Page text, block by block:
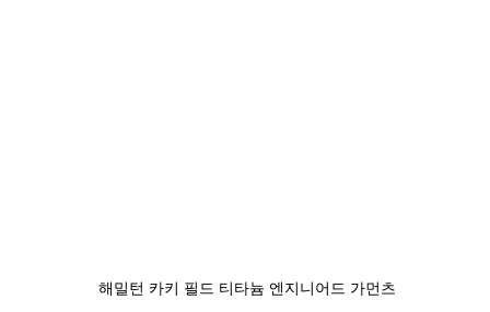
해밀턴 카키 필드 티타늄 엔지니어드 가먼츠